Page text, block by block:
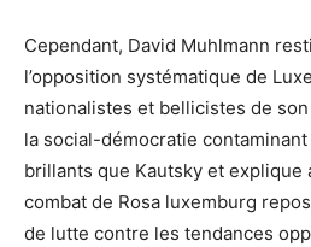
Cependant, David Muhlmann
l’opposition systématique de
nationalistes et bellicistes de
la social-démocratie
brillants que Kautsky et
combat de Rosa luxemburg
de lutte contre les tendances